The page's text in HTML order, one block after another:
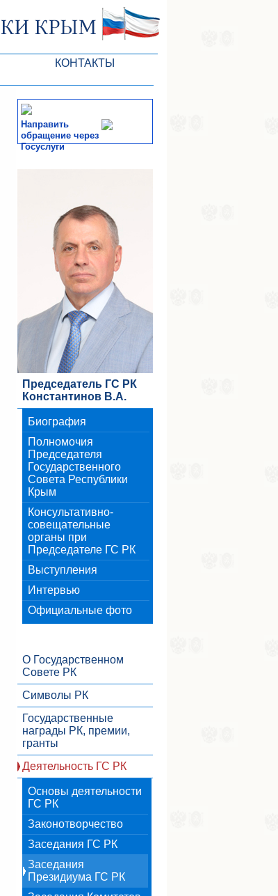
КОНТАКТЫ
Направить
обращение через
Госуслуги
Председатель ГС РК
Константинов В.А.
Биография
Полномочия
Председателя
Государственного
Совета Республики
Крым
Консультативно-
совещательные
органы при
Председателе ГС РК
Выступления
Интервью
Официальные фото
О Государственном
Совете РК
Символы РК
Государственные
награды РК, премии,
гранты
Деятельность ГС РК
Основы деятельности
ГС РК
Законотворчество
Заседания ГС РК
Заседания
Президиума ГС РК